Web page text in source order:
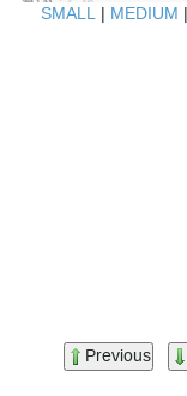
SMALL | MEDIUM
Previous